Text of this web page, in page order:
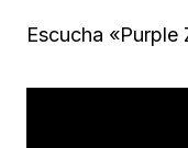
Escucha «Purple